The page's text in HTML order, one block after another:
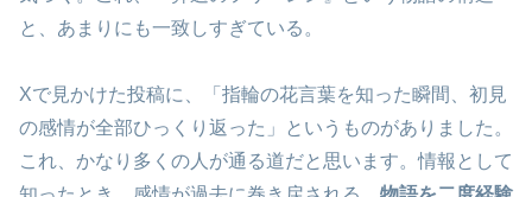
と、あまりにも一致しすぎている。
Xで見かけた投稿に、「指輪の花言葉を知った瞬間、初見
の感情が全部ひっくり返った」というものがありました。
これ、かなり多くの人が通る道だと思います。情報として